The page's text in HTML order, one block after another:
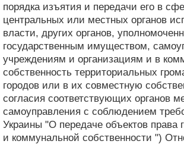
порядка изъятия и передачи его в
центральных или местных органов
власти, других органов,
государственным имуществом,
учреждениям и организациям и в
собственность территориальных
городов или в их совместную
согласия соответствующих органов
самоуправления с соблюдением
Украины "О передаче объектов права
и коммунальной собственности ")